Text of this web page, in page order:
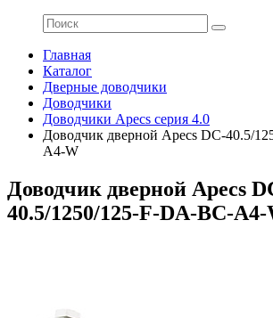
Главная
Каталог
Дверные доводчики
Доводчики
Доводчики Apecs серия 4.0
Доводчик дверной Apecs DC-40.5/
A4-W
Доводчик дверной Apecs
40.5/1250/125-F-DA-BC-A4-